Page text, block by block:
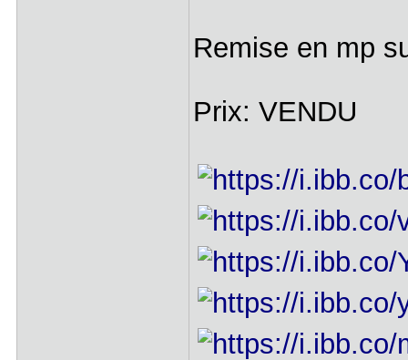
Remise en mp
Prix: VENDU